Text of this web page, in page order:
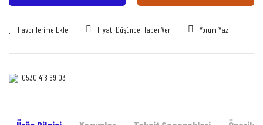
Fiyatı Düşünce Haber Ver Yorum Yaz
0530 418 69 03‎‎